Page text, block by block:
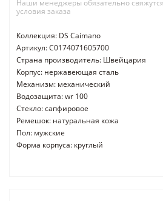
Наши менеджеры обязательно
условия заказа
Коллекция: DS Caimano
Артикул: C0174071605700
Страна производитель: Швейцария
Корпус: нержавеющая сталь
Механизм: механический
Водозащита: wr 100
Стекло: сапфировое
Ремешок: натуральная кожа
Пол: мужские
Форма корпуса: круглый